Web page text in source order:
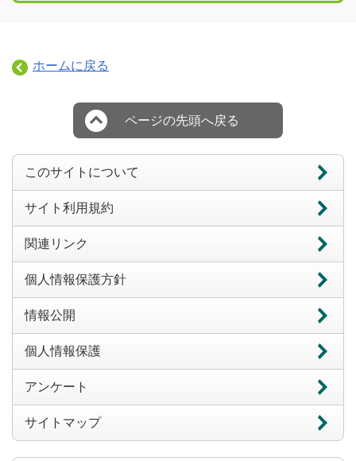
ホームに戻る
ページの先頭へ戻る
このサイトについて
サイト利用規約
関連リンク
個人情報保護方針
情報公開
個人情報保護
アンケート
サイトマップ